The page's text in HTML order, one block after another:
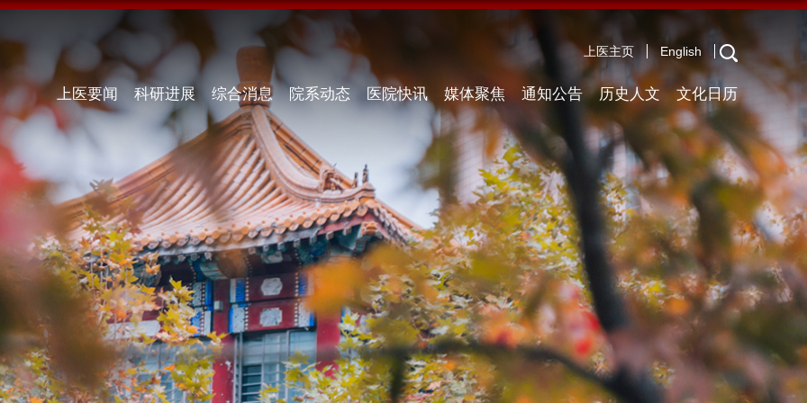
上医主页 English
上医要闻 科研进展 综合消息 院系动态 医院快讯 媒体聚焦 通知公告 历史人文 文化日历